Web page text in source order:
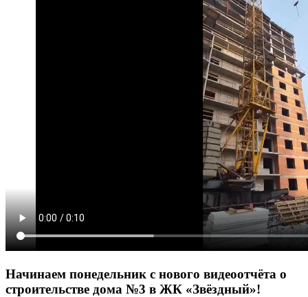
Начинаем понедельник с нового видеоотчёта о
строительстве дома №3 в ЖК «Звёздный»!